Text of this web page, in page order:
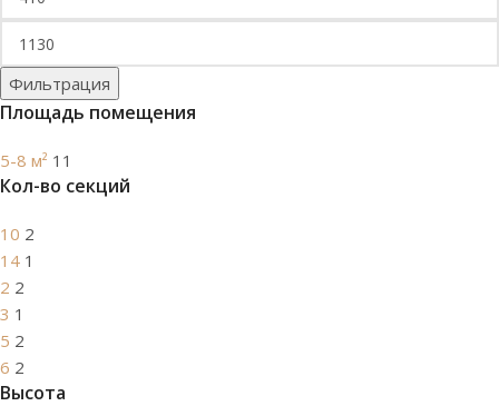
Фильтрация
Площадь помещения
5-8 м² 11
Кол-во секций
10 2
14 1
2 2
3 1
5 2
6 2
Высота